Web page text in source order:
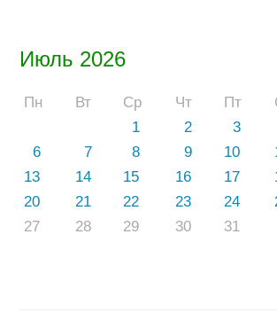
Июль 2026
Пн Вт Ср Чт Пт
1
2 3
6
7 8 9 10
13
14 15 16 17
20
21 22 23 24
27
28 29 30 31